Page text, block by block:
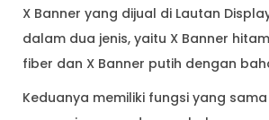
X Banner yang dijual di Lautan
dalam dua jenis, yaitu X Banner
fiber dan X Banner putih dengan
Keduanya memiliki fungsi yang